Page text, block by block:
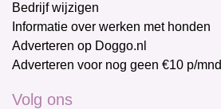
Bedrijf wijzigen
Informatie over werken met honden
Adverteren op Doggo.nl
Adverteren voor nog geen €10 p/mnd
Volg ons